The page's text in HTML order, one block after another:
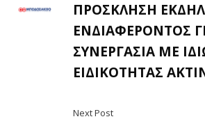
ΠΡΟΣΚΛΗΣΗ
ΕΝΔΙΑΦΕΡΟΝΤΟΣ
ΣΥΝΕΡΓΑΣΙΑ ΜΕ
ΕΙΔΙΚΟΤΗΤΑΣ
Next Post